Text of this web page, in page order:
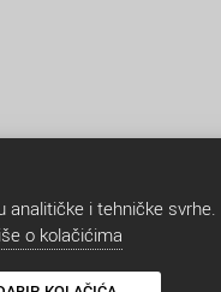
analitičke i tehničke
o kolačićima